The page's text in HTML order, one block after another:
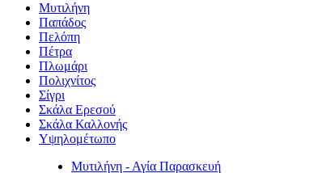
Μυτιλήνη
Παπάδος
Πελόπη
Πέτρα
Πλωμάρι
Πολιχνίτος
Σίγρι
Σκάλα Ερεσού
Σκάλα Καλλονής
Υψηλομέτωπο
Μυτιλήνη - Αγία Παρασκευή